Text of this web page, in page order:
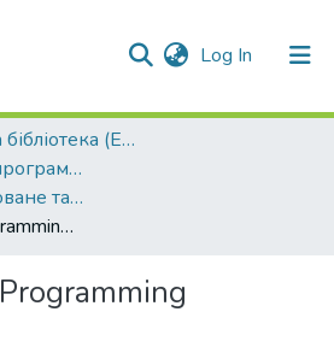
Log In (current)
Електронна бібліотека (E-Book)
ОПП «Розробка програмного забезпечення»
Об`єктно-орієнтоване та візуальне програмування
Qt5 C++ GUI Programming Cookbook